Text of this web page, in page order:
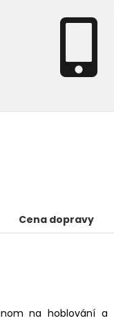
Cena dopravy
na hoblování a